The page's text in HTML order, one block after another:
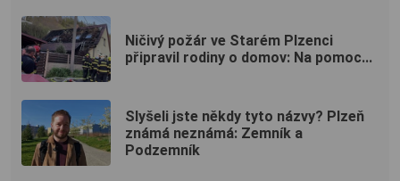
Ničivý požár ve Starém Plzenci
připravil rodiny o domov: Na pomoc...
Slyšeli jste někdy tyto názvy? Plzeň
známá neznámá: Zemník a
Podzemník